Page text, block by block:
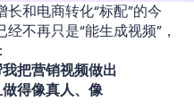
和电商转化“标配”的今
不再只是“能生成视频”，
把营销视频做出
得像真人、像